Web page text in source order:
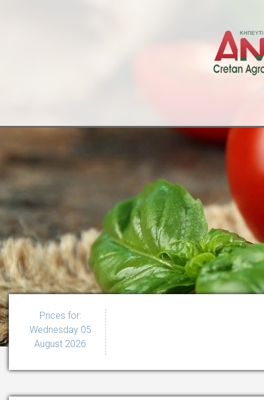
Prices for:
Wednesday 05
August 2026